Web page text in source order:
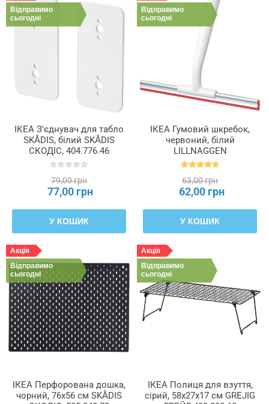
Відправимо
сьогодні
ІКЕА З'єднувач для табло
SKÅDIS, білий SKÅDIS
СКОДІС, 404.776.46
79,00 грн
77,00 грн
У КОШИК
Відправимо
сьогодні
ІКЕА Гумовий шкребок,
червоний, білий
LILLNAGGEN
ЛІЛЛЬНАГЕН, 402.435.96
63,00 грн
62,00 грн
У КОШИК
Акція
Відправимо
сьогодні
ІКЕА Перфорована дошка,
чорний, 76x56 см SKÅDIS
Акція
Відправимо
сьогодні
ІКЕА Полиця для взуття,
сірий, 58x27x17 см GREJIG